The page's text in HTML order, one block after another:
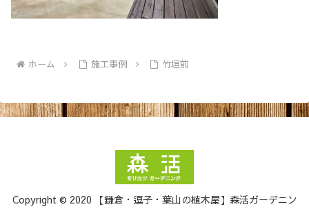
ホーム 施工事例 竹垣前
Copyright © 2020 【鎌倉・逗子・葉山の植木屋】森活ガーデニン